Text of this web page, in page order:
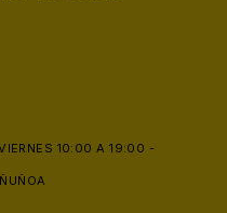
10:00 A 19:00 -